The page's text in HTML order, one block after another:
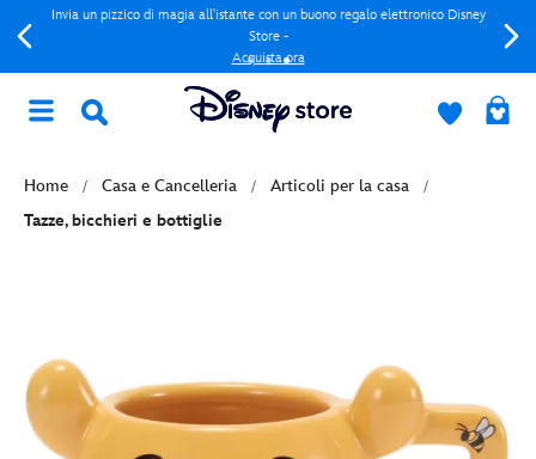
Invia un pizzico di magia all'istante con un buono regalo elettronico Disney
Store -
Acquista ora
Home Casa e Cancelleria
Articoli per la casa
Tazze, bicchieri e bottiglie